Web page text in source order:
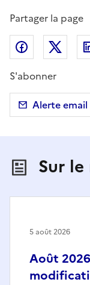
Partager la page
Partager
S'abonner
Alerte email
Sur
Août
5 août 2026